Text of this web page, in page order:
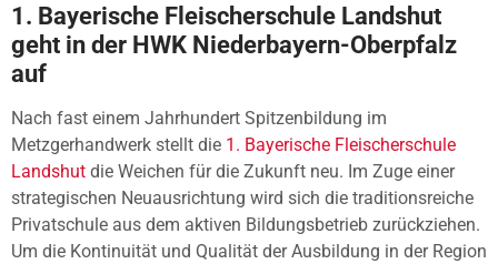
1. Bayerische Fleischerschule Landshut
geht in der HWK Niederbayern-Oberpfalz
auf
Nach fast einem Jahrhundert Spitzenbildung im
Metzgerhandwerk stellt die 1. Bayerische Fleischerschule
Landshut die Weichen für die Zukunft neu. Im Zuge einer
strategischen Neuausrichtung wird sich die traditionsreiche
Privatschule aus dem aktiven Bildungsbetrieb zurückziehen.
Um die Kontinuität und Qualität der Ausbildung in der Region